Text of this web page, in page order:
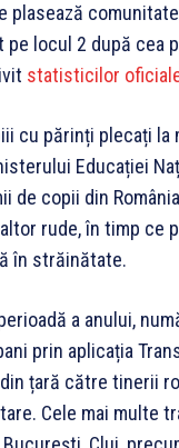
plasează
pe locul 2 după cea
statisticilor
cu părinți plecați la
Educației
de copii din
rude, în timp ce
în străinătate.
a anului,
prin aplicația
țară către tinerii
Cele mai multe